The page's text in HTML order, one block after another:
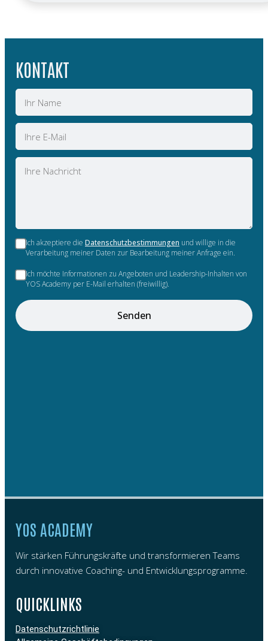
KONTAKT
Name
E-
Mail
Nachricht
Ich akzeptiere die Datenschutzbestimmungen und willige in die
Verarbeitung meiner Daten zur Bearbeitung meiner Anfrage ein.
Ich möchte Informationen zu Angeboten und Leadership-Inhalten von
YOS Academy per E-Mail erhalten (freiwillig).
Senden
YOS ACADEMY
Wir stärken Führungskräfte und transformieren Teams
durch innovative Coaching- und Entwicklungsprogramme.
QUICKLINKS
Datenschutzrichtlinie